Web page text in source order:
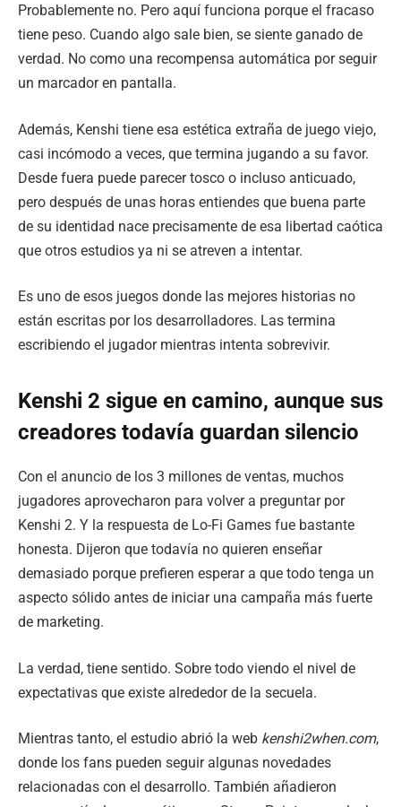
Probablemente no. Pero aquí funciona porque el fracaso
tiene peso. Cuando algo sale bien, se siente ganado de
verdad. No como una recompensa automática por seguir
un marcador en pantalla.
Además, Kenshi tiene esa estética extraña de juego viejo,
casi incómodo a veces, que termina jugando a su favor.
Desde fuera puede parecer tosco o incluso anticuado,
pero después de unas horas entiendes que buena parte
de su identidad nace precisamente de esa libertad caótica
que otros estudios ya ni se atreven a intentar.
Es uno de esos juegos donde las mejores historias no
están escritas por los desarrolladores. Las termina
escribiendo el jugador mientras intenta sobrevivir.
Kenshi 2 sigue en camino, aunque sus
creadores todavía guardan silencio
Con el anuncio de los 3 millones de ventas, muchos
jugadores aprovecharon para volver a preguntar por
Kenshi 2. Y la respuesta de Lo-Fi Games fue bastante
honesta. Dijeron que todavía no quieren enseñar
demasiado porque prefieren esperar a que todo tenga un
aspecto sólido antes de iniciar una campaña más fuerte
de marketing.
La verdad, tiene sentido. Sobre todo viendo el nivel de
expectativas que existe alrededor de la secuela.
Mientras tanto, el estudio abrió la web kenshi2when.com,
donde los fans pueden seguir algunas novedades
relacionadas con el desarrollo. También añadieron